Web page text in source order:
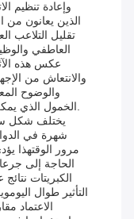
وإعادة تنظيم
الذين يعانون من
تقليل التلاعب
العاطفي
عكس هذه
والانتعاش من
والوضوح
الخمول الذي يمكن أن يحدث مع مضادات الاكتئاب الأخرى.
يختلف شكل
شهرة في
مرور الوقتهذا
الحاجة إلى
الكبريتات
التأثير طوال
الاعتماد